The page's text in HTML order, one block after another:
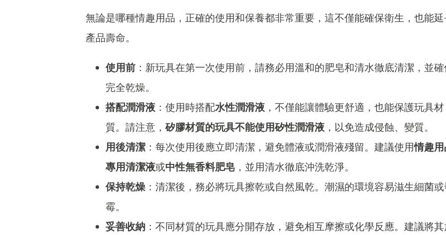
無論是哪種情趣用品，正確的使用和保養都非常重要，這不僅能確保衛生，也能
產品壽命。
使用前 ：新玩具在第一次使用前，請務必用溫和的肥皂和清水徹底清潔，並
完全乾燥。
搭配潤滑液 ：使用時搭配水性潤滑液 ，不僅能讓體驗更舒適，也能保護玩具材
質。請注意， 矽膠材質的玩具不能使用矽性潤滑液 ，以免造成侵蝕、變質。
用後清潔 ：每次使用後應立即清潔，避免體液或潤滑液殘留。建議使用情趣
專用清潔液或中性無香料肥皂 ，並用清水徹底沖洗乾淨。
保持乾燥 ：清潔後，務必將玩具擦乾或自然風乾。潮濕的環境容易滋生細菌
霉。
妥善收納 ：不同材質的玩具應分開存放，避免相互摩擦或化學反應。建議將